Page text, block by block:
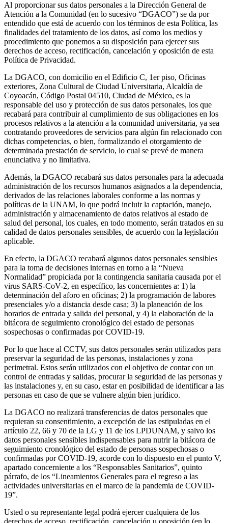
Al proporcionar sus datos personales a la Dirección General de
Atención a la Comunidad (en lo sucesivo “DGACO”) se da por
entendido que está de acuerdo con los términos de esta Política, las
finalidades del tratamiento de los datos, así como los medios y
procedimiento que ponemos a su disposición para ejercer sus
derechos de acceso, rectificación, cancelación y oposición de esta
Política de Privacidad.
La DGACO, con domicilio en el Edificio C, 1er piso, Oficinas
exteriores, Zona Cultural de Ciudad Universitaria, Alcaldía de
Coyoacán, Código Postal 04510, Ciudad de México, es la
responsable del uso y protección de sus datos personales, los que
recabará para contribuir al cumplimiento de sus obligaciones en los
procesos relativos a la atención a la comunidad universitaria, ya sea
contratando proveedores de servicios para algún fin relacionado con
dichas competencias, o bien, formalizando el otorgamiento de
determinada prestación de servicio, lo cual se prevé de manera
enunciativa y no limitativa.
Además, la DGACO recabará sus datos personales para la adecuada
administración de los recursos humanos asignados a la dependencia,
derivados de las relaciones laborales conforme a las normas y
políticas de la UNAM, lo que podrá incluir la captación, manejo,
administración y almacenamiento de datos relativos al estado de
salud del personal, los cuales, en todo momento, serán tratados en su
calidad de datos personales sensibles, de acuerdo con la legislación
aplicable.
En efecto, la DGACO recabará algunos datos personales sensibles
para la toma de decisiones internas en torno a la “Nueva
Normalidad” propiciada por la contingencia sanitaria causada por el
virus SARS-CoV-2, en específico, las concernientes a: 1) la
determinación del aforo en oficinas; 2) la programación de labores
presenciales y/o a distancia desde casa; 3) la planeación de los
horarios de entrada y salida del personal, y 4) la elaboración de la
bitácora de seguimiento cronológico del estado de personas
sospechosas o confirmadas por COVID-19.
Por lo que hace al CCTV, sus datos personales serán utilizados para
preservar la seguridad de las personas, instalaciones y zona
perimetral. Estos serán utilizados con el objetivo de contar con un
control de entradas y salidas, procurar la seguridad de las personas y
las instalaciones y, en su caso, estar en posibilidad de identificar a las
personas en caso de que se vulnere algún bien jurídico.
La DGACO no realizará transferencias de datos personales que
requieran su consentimiento, a excepción de las estipuladas en el
artículo 22, 66 y 70 de la LG y 11 de los LPDUNAM, y salvo los
datos personales sensibles indispensables para nutrir la bitácora de
seguimiento cronológico del estado de personas sospechosas o
confirmadas por COVID-19, acorde con lo dispuesto en el punto V,
apartado concerniente a los “Responsables Sanitarios”, quinto
párrafo, de los “Lineamientos Generales para el regreso a las
actividades universitarias en el marco de la pandemia de COVID-
19”.
Usted o su representante legal podrá ejercer cualquiera de los